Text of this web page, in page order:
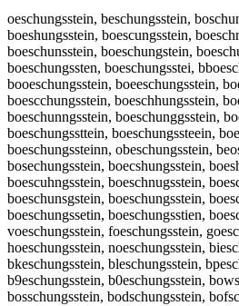
oeschungsstein, beschungsstein,
boeshungsstein, boescungsstein,
boeschunsstein, boeschungstein,
boeschungssten, boeschungsstei,
booeschungsstein, boeeschungsstein,
boescchungsstein, boeschhungsstein,
boeschunngsstein, boeschunggsstein,
boeschungssttein, boeschungssteein,
boeschungssteinn, obeschungsstein,
bosechungsstein, boecshungsstein,
boescuhngsstein, boeschnugsstein,
boeschunsgstein, boeschungsstein,
boeschungssetin, boeschungsstien,
voeschungsstein, foeschungsstein,
hoeschungsstein, noeschungsstein,
bkeschungsstein, bleschungsstein,
b9eschungsstein, b0eschungsstein,
bosschungsstein, bodschungsstein,